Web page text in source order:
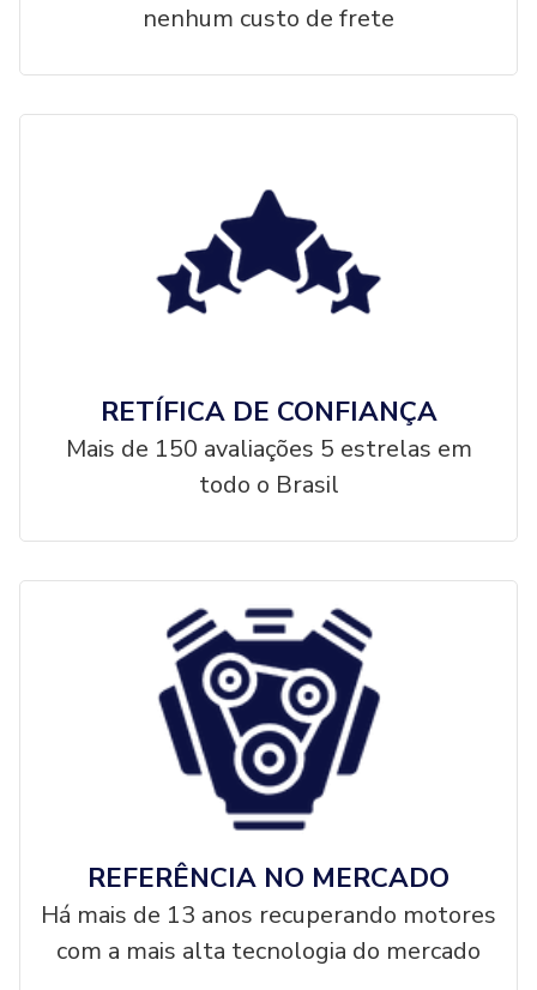
nenhum custo de frete
RETÍFICA DE CONFIANÇA
Mais de 150 avaliações 5 estrelas em
todo o Brasil
REFERÊNCIA NO MERCADO
Há mais de 13 anos recuperando motores
com a mais alta tecnologia do mercado